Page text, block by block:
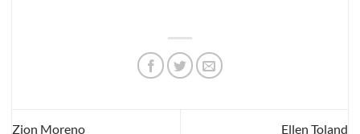
Zion Moreno Ellen Toland